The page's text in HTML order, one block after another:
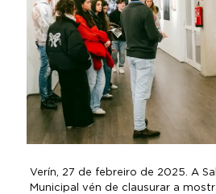
Verín, 27 de febreiro de 2025. A
Municipal vén de clausurar a